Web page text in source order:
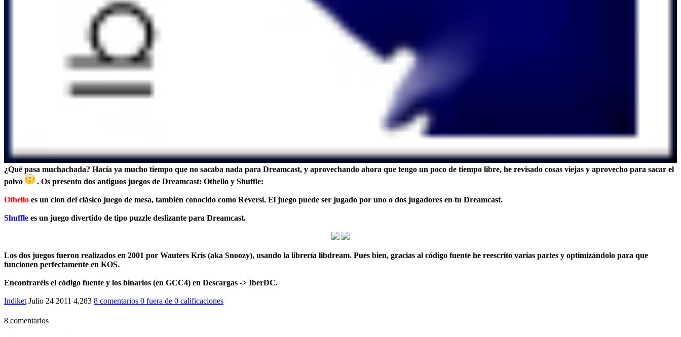
¿Qué pasa muchachada? Hacía ya mucho tiempo que no sacaba nada para Dreamcast, y aprovechando ahora que tengo un poco de tiempo libre, he revisado cosas viejas y aprovecho para sacar el
polvo
. Os presento dos antiguos juegos de Dreamcast: Othello y Shuffle:
Othello es un clon del clásico juego de mesa, también conocido como Reversi. El juego puede ser jugado por uno o dos jugadores en tu Dreamcast.
Shuffle es un juego divertido de tipo puzzle deslizante para Dreamcast.
Los dos juegos fueron realizados en 2001 por Wauters Kris (aka Snoozy), usando la librería libdream. Pues bien, gracias al código fuente he reescrito varias partes y optimizándolo para que
funcionen perfectamente en KOS.
Encontraréis el código fuente y los binarios (en GCC4) en Descargas -> IberDC.
Indiket Julio 24 2011 4,283 8 comentarios 0 fuera de 0 calificaciones
8 comentarios